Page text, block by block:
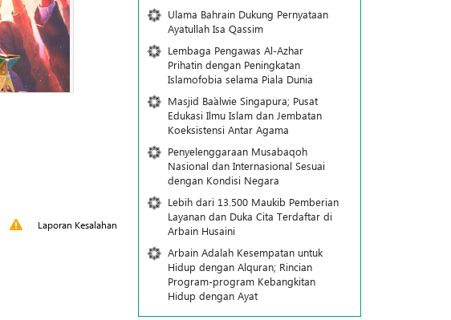
Laporan Kesalahan
Ulama Bahrain Dukung Pernyataan
Ayatullah Isa Qassim
Lembaga Pengawas Al-Azhar
Prihatin dengan Peningkatan
Islamofobia selama Piala Dunia
Masjid Ba`alwie Singapura; Pusat
Edukasi Ilmu Islam dan Jembatan
Koeksistensi Antar Agama
Penyelenggaraan Musabaqoh
Nasional dan Internasional Sesuai
dengan Kondisi Negara
Lebih dari 13.500 Maukib Pemberian
Layanan dan Duka Cita Terdaftar di
Arbain Husaini
Arbain Adalah Kesempatan untuk
Hidup dengan Alquran; Rincian
Program-program Kebangkitan
Hidup dengan Ayat